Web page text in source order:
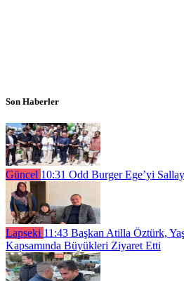
Son Haberler
Güncel 10:31 Odd Burger Ege’yi
Lapseki 11:43 Başkan Atilla Öztürk,
Kapsamında Büyükleri Ziyaret Etti